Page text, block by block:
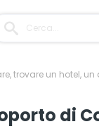
trovare un hotel,
di